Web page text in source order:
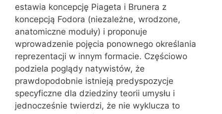
estawia koncepcję Piageta i Brunera z
koncepcją Fodora (niezależne, wrodzone,
anatomiczne moduły) i proponuje
wprowadzenie pojęcia ponownego określania
reprezentacji w innym formacie. Częściowo
podziela poglądy natywistów, że
prawdopodobnie istnieją predyspozycje
specyficzne dla dziedziny teorii umysłu i
jednocześnie twierdzi, że nie wyklucza to